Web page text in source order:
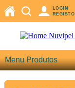
LOGIN
REGISTO
Menu Produtos